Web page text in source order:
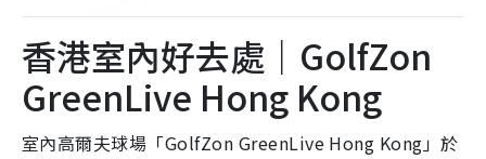
香港室內好去處｜GolfZon
GreenLive Hong Kong
室內高爾夫球場「GolfZon GreenLive Hong Kong」於